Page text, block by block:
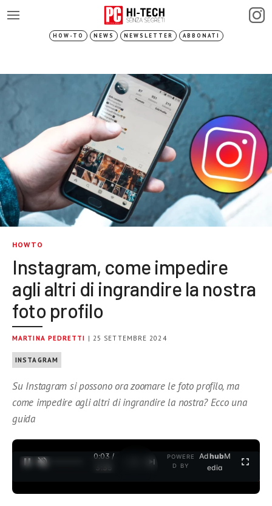
HOW-TO NEWS NEWSLETTER ABBONATI
HOWTO
Instagram, come impedire
agli altri di ingrandire la nostra
foto profilo
MARTINA PEDRETTI | 25 SETTEMBRE 2024
INSTAGRAM
Su Instagram si possono ora zoomare le foto profilo, ma
come impedire agli altri di ingrandire la nostra? Ecco una
guida
0:04 /
3:35
POWERE
D BY
AdhubM
edia